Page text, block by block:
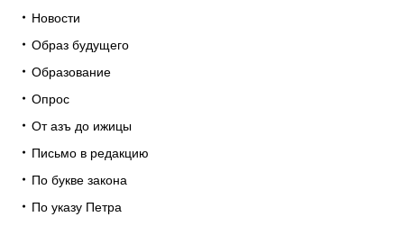
Новости
Образ будущего
Образование
Опрос
От азъ до ижицы
Письмо в редакцию
По букве закона
По указу Петра